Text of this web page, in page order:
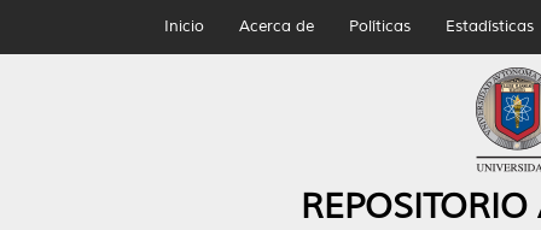
Inicio Acerca de Políticas Estadísticas